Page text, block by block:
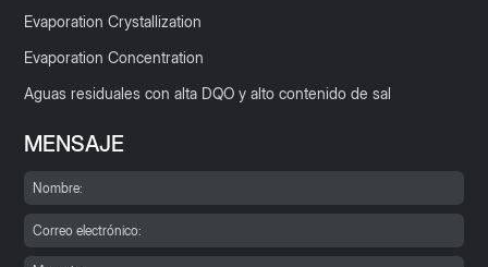
Evaporation Crystallization
Evaporation Concentration
Aguas residuales con alta DQO y alto contenido de sal
MENSAJE